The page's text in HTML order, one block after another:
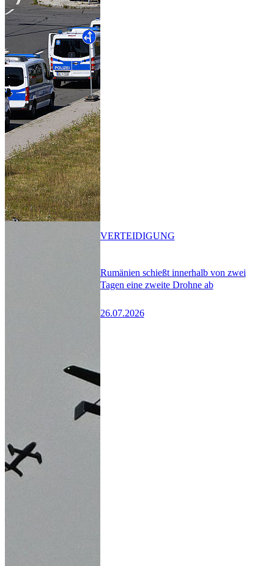
Rumänien schießt innerhalb von zwei
Tagen eine zweite Drohne ab
26.07.2026
VERTEIDIGUNG